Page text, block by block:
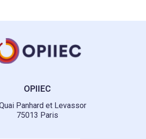
OPIIEC
Panhard et Levassor
75013 Paris